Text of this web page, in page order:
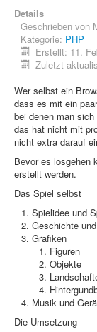
Home
PovRay
Webdesign
CMS
Sicherheit
Figuren -
Home
PovRay
Details
Geschrieben von
Kategorie: PHP
Erstellt: 11.
Zuletzt
Wer selbst ein
dass es mit ein
bei denen man
das hat nicht mit
nicht extra darauf
Bevor es losgehen
erstellt werden.
Das Spiel selbst
Spielidee und
Geschichte
Grafiken
Figuren
Objekte
Musik und
Die Umsetzung